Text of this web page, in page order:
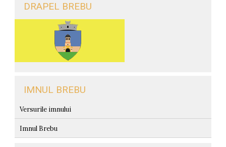
DRAPEL BREBU
IMNUL BREBU
Versurile imnului
Imnul Brebu